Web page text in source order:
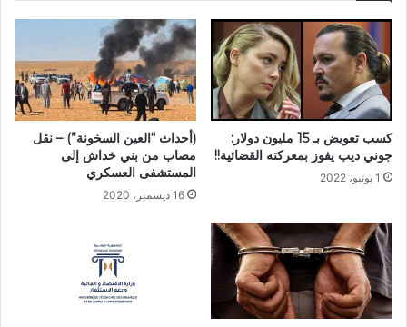
كسب تعويض بـ 15 مليون دولار:
جوني ديب يفوز بمعركته القضائية!!
1 يونيو، 2022
(أحداث “العين السخونة”) – نقل
مصاب من بني خداش إلى
المستشفى العسكري
16 ديسمبر، 2020